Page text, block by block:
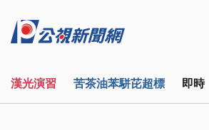
漢光演習 苦茶油苯駢芘超標 即時